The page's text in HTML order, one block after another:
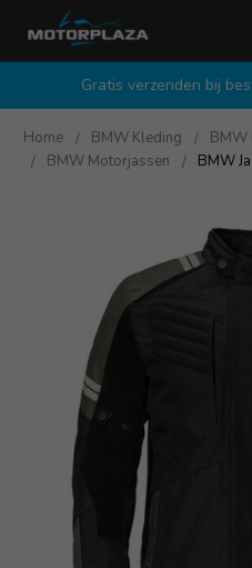
Gratis verzenden bij
Home BMW Kleding
BMW
BMW Motorjassen
BMW